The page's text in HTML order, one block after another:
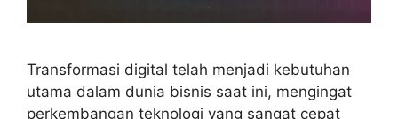
Transformasi digital telah menjadi kebutuhan
utama dalam dunia bisnis saat ini, mengingat
perkembangan teknologi yang sangat cepat